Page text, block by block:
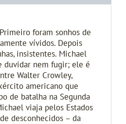
foram sonhos de
vívidos. Depois
insistentes. Michael
duvidar nem fugir; ele é
Walter Crowley,
americano que
de batalha na Segunda
viaja pelos Estados
desconhecidos – da